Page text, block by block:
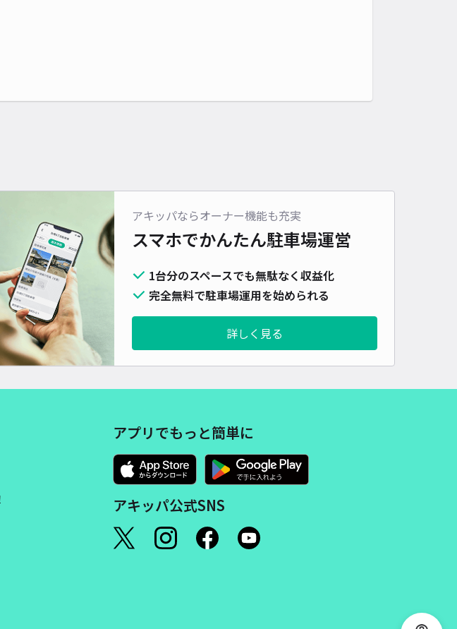
アキッパならオーナー機能も充実
スマホでかんたん駐車場運営
1台分のスペースでも無駄なく収益化
完全無料で駐車場運用を始められる
詳しく見る
アプリでもっと簡単に
アキッパ公式SNS